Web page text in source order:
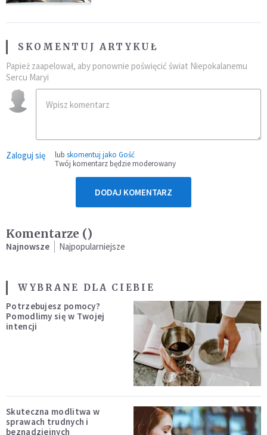
SKOMENTUJ ARTYKUŁ
Papież zaapelował, aby ponownie poświęcić świat Niepokalanemu
Sercu Maryi
Zaloguj się lub skomentuj jako Gość
Twój komentarz będzie moderowany
DODAJ KOMENTARZ
Komentarze ()
Najnowsze Najpopularniejsze
WYBRANE DLA CIEBIE
Potrzebujesz pomocy?
Pomodlimy się w Twojej
intencji
Skuteczna modlitwa w
sprawach trudnych i
beznadziejnych